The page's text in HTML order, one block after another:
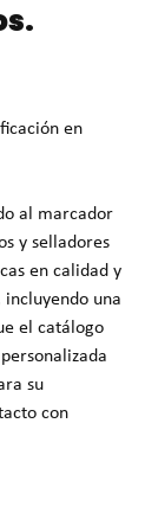
en
al marcador
y selladores
en calidad y
una
el catálogo
su
con